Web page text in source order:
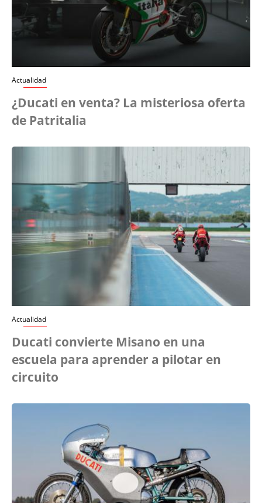
Actualidad
¿Ducati en venta? La misteriosa oferta
de Patritalia
Actualidad
Ducati convierte Misano en una
escuela para aprender a pilotar en
circuito